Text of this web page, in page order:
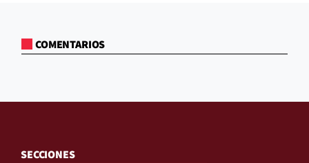
COMENTARIOS
SECCIONES